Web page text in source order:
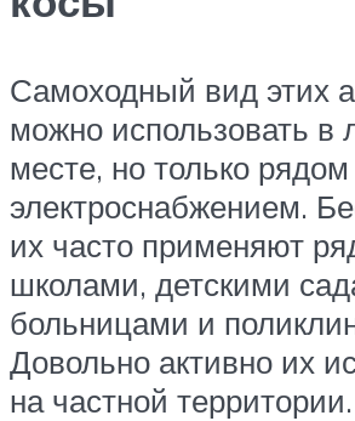
Самоходный вид этих
можно использовать в
месте, но только
электроснабжением.
их часто применяют
школами, детскими
больницами и
Довольно активно их
на частной территории.